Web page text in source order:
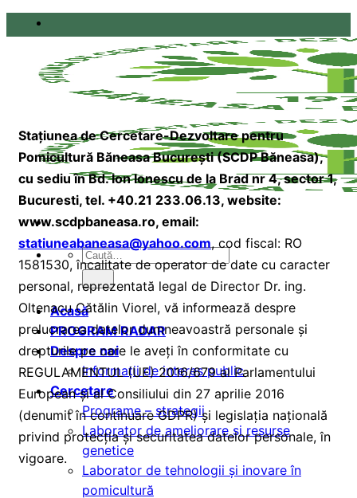
to
content
Caută
după:
Acasă
PROGRAM RADAR
Despre noi
Informații de interes public
Cercetare
Programe – strategii
Laborator de ameliorare și resurse
genetice
Laborator de tehnologii și inovare în
pomicultură
Stațiunea de Cercetare-Dezvoltare pentru
Pomicultură Băneasa București (SCDP Băneasa),
cu sediu în Bd. Ion Ionescu de la Brad nr 4, sector 1,
Bucuresti, tel. +40.21 233.06.13, website:
www.scdpbaneasa.ro, email:
statiuneabaneasa@yahoo.com, cod fiscal: RO
1581530, încalitate de operator de date cu caracter
personal, reprezentată legal de Director Dr. ing.
Oltenacu Cătălin Viorel, vă informează despre
prelucrarea datelor dumneavoastră personale și
drepturile pe care le aveți în conformitate cu
REGULAMENTUL (UE) 2016/679 al Parlamentului
European și al Consiliului din 27 aprilie 2016
(denumit în continuare GDPR) și legislația națională
privind protecția și securitatea datelor personale, în
vigoare.